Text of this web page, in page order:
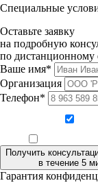
Специальные
Оставьте заявку
на подробную
по дистанционному
Ваше имя*
Организация
Телефон*
Получить
в течение 5
Гарантия